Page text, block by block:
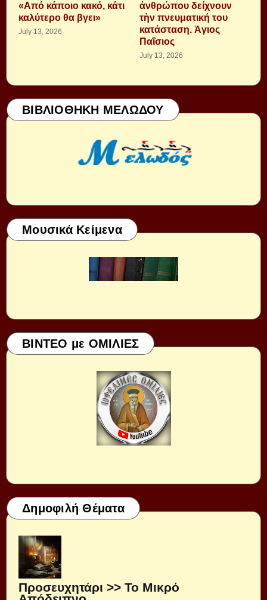
«Από κάποιο κακό, κάτι
καλύτερο θα βγει»
July 13, 2026
ἀνθρώπου δείχνουν
τὴν πνευματική του
κατάσταση. Ἁγιος
Παΐσιος
July 13, 2026
ΒΙΒΛΙΟΘΗΚΗ ΜΕΛΩΔΟΥ
Μουσικά Κείμενα
ΒΙΝΤΕΟ με ΟΜΙΛΙΕΣ
Δημοφιλή Θέματα
Προσευχητάρι >> Το Μικρό